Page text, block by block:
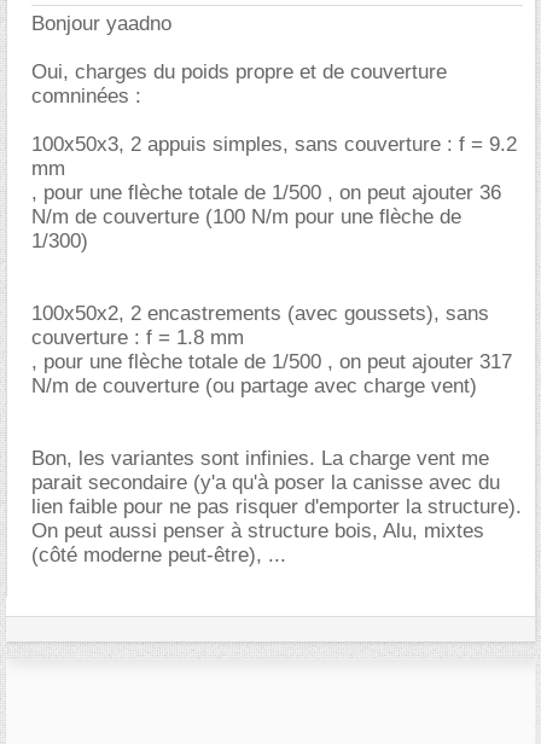
Bonjour yaadno
Oui, charges du poids propre et de couverture
comninées :
100x50x3, 2 appuis simples, sans couverture : f = 9.2
mm
, pour une flèche totale de 1/500 , on peut ajouter 36
N/m de couverture (100 N/m pour une flèche de
1/300)
100x50x2, 2 encastrements (avec goussets), sans
couverture : f = 1.8 mm
, pour une flèche totale de 1/500 , on peut ajouter 317
N/m de couverture (ou partage avec charge vent)
Bon, les variantes sont infinies. La charge vent me
parait secondaire (y'a qu'à poser la canisse avec du
lien faible pour ne pas risquer d'emporter la structure).
On peut aussi penser à structure bois, Alu, mixtes
(côté moderne peut-être), ...